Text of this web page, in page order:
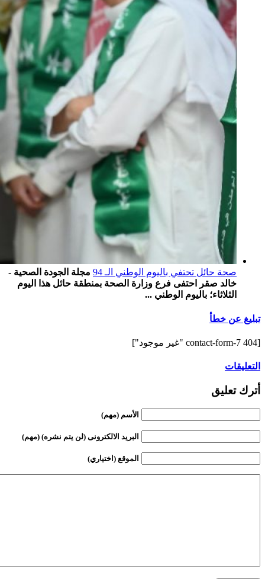
صحة حائل تحتفي باليوم الوطني الـ 94
مجلة الجودة الصحية -
خالد صقر احتفى فرع وزارة الصحة بمنطقة حائل هذا اليوم
الثلاثاء؛ باليوم الوطني ...
تبليغ عن خطأ
[contact-form-7 404 "غير موجود"]
التعليقات
أترك تعليق
الأسم (مهم)
البريد الالكترونى (لن يتم نشره) (مهم)
الموقع (اختياري)